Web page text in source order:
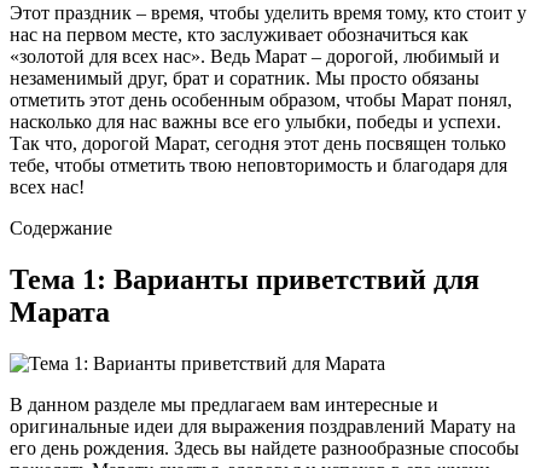
Этот праздник – время, чтобы уделить время тому, кто стоит у
нас на первом месте, кто заслуживает обозначиться как
«золотой для всех нас». Ведь Марат – дорогой, любимый и
незаменимый друг, брат и соратник. Мы просто обязаны
отметить этот день особенным образом, чтобы Марат понял,
насколько для нас важны все его улыбки, победы и успехи.
Так что, дорогой Марат, сегодня этот день посвящен только
тебе, чтобы отметить твою неповторимость и благодаря для
всех нас!
Содержание
Тема 1: Варианты приветствий для
Марата
В данном разделе мы предлагаем вам интересные и
оригинальные идеи для выражения поздравлений Марату на
его день рождения. Здесь вы найдете разнообразные способы